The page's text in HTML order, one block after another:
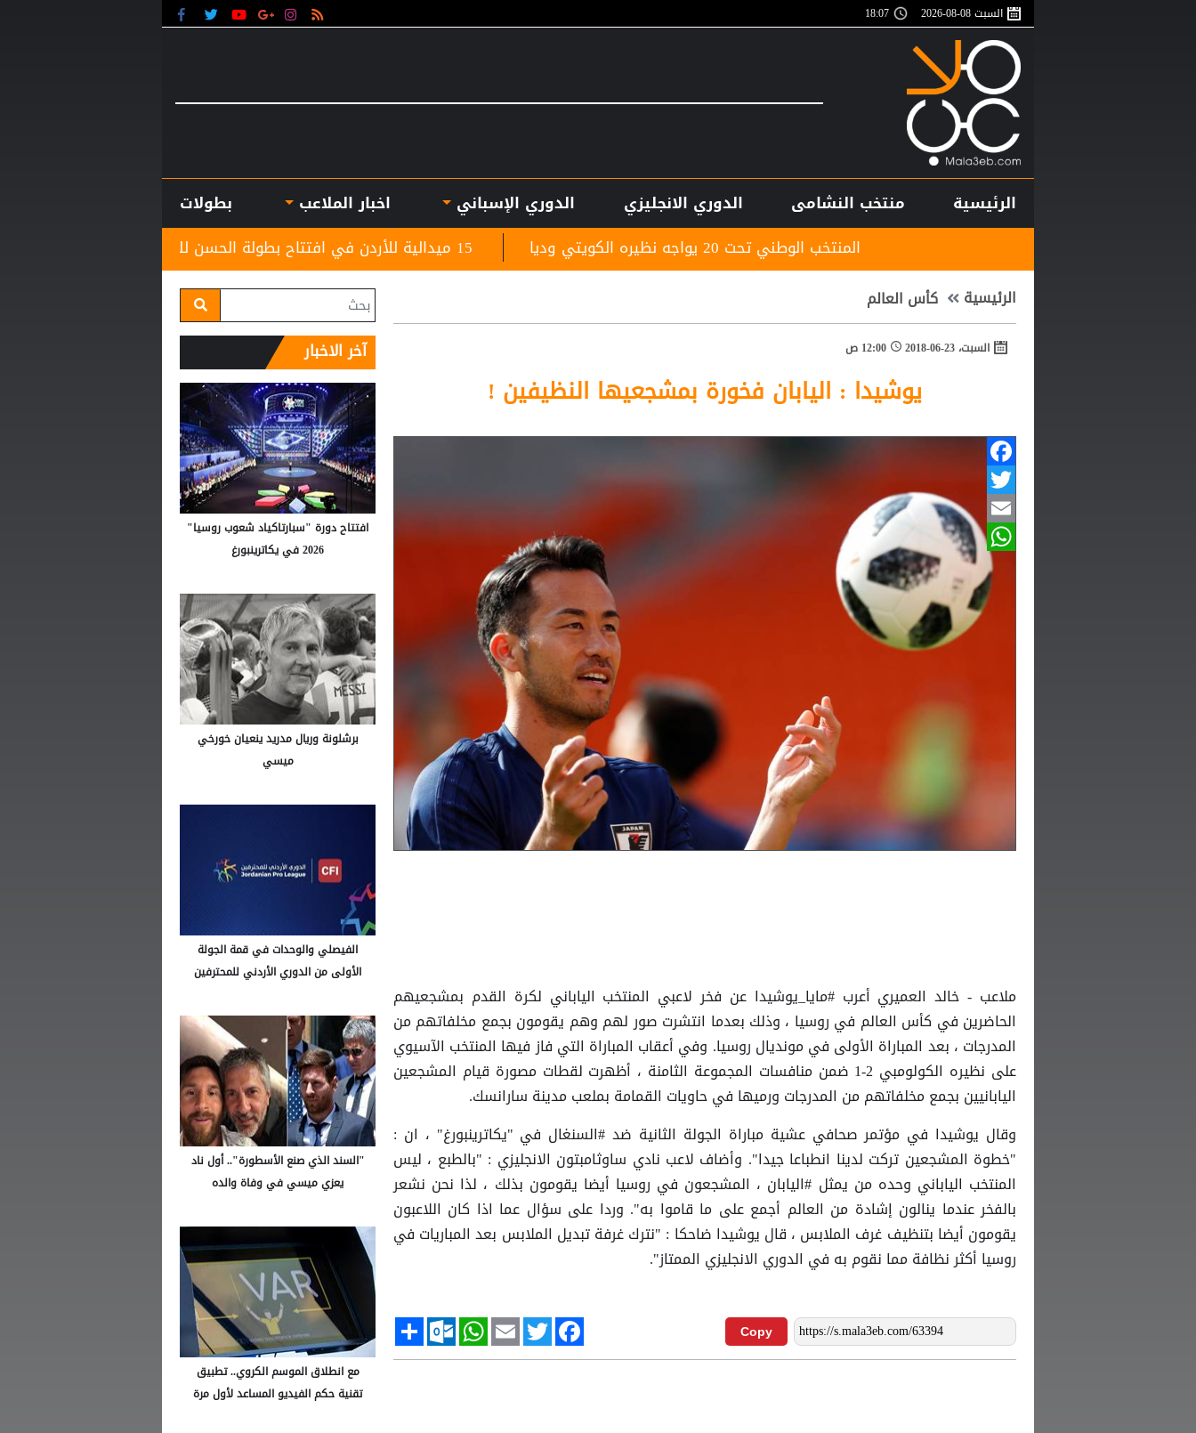
السبت 08-08-2026 18:07
الرئيسية منتخب النشامى الدوري الانجليزي الدوري الإسباني اخبار الملاعب
بطولات
15 ميدالية للأردن في افتتاح بطولة الحسن للتايكواندو المنتخب الوطني تحت 20 يواجه نظيره الكويتي وديا
الرئيسية كأس العالم
السبت، 23-06-2018 12:00 ص
يوشيدا : اليابان فخورة بمشجعيها النظيفين !
Facebook
Twitter
Email
WhatsApp
ملاعب - خالد العميري أعرب #مايا_يوشيدا عن فخر لاعبي المنتخب الياباني لكرة القدم بمشجعيهم
الحاضرين في كأس العالم في روسيا ، وذلك بعدما انتشرت صور لهم وهم يقومون بجمع مخلفاتهم من
المدرجات ، بعد المباراة الأولى في مونديال روسيا. وفي أعقاب المباراة التي فاز فيها المنتخب الآسيوي
على نظيره الكولومبي 2-1 ضمن منافسات المجموعة الثامنة ، أظهرت لقطات مصورة قيام المشجعين
اليابانيين بجمع مخلفاتهم من المدرجات ورميها في حاويات القمامة بملعب مدينة سارانسك.
وقال يوشيدا في مؤتمر صحافي عشية مباراة الجولة الثانية ضد #السنغال في "يكاترينبورغ" ، ان :
"خطوة المشجعين تركت لدينا انطباعا جيدا". وأضاف لاعب نادي ساوثامبتون الانجليزي : "بالطبع ، ليس
المنتخب الياباني وحده من يمثل #اليابان ، المشجعون في روسيا أيضا يقومون بذلك ، لذا نحن نشعر
بالفخر عندما ينالون إشادة من العالم أجمع على ما قاموا به". وردا على سؤال عما اذا كان اللاعبون
يقومون أيضا بتنظيف غرف الملابس ، قال يوشيدا ضاحكا : "نترك غرفة تبديل الملابس بعد المباريات في
روسيا أكثر نظافة مما نقوم به في الدوري الانجليزي الممتاز".
Copy
Facebook
Twitter
Email
WhatsApp
Outlook.com
Share
آخر الاخبار
افتتاح دورة "سبارتاكياد شعوب روسيا"
2026 في يكاترينبورغ
برشلونة وريال مدريد ينعيان خورخي
ميسي
الفيصلي والوحدات في قمة الجولة
الأولى من الدوري الأردني للمحترفين
"السند الذي صنع الأسطورة".. أول ناد
يعزي ميسي في وفاة والده
مع انطلاق الموسم الكروي.. تطبيق
تقنية حكم الفيديو المساعد لأول مرة